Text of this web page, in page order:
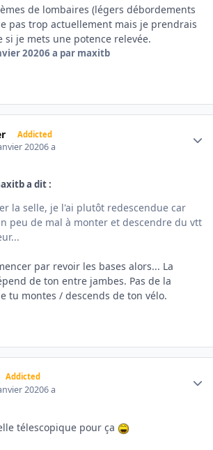
de lombaires (légers débordements
pas trop actuellement mais je prendrais
je mets une potence relevée.
20206 a par maxitb
Addicted
20206 a
a dit :
la selle, je l'ai plutôt redescendue car
peu de mal à monter et descendre du vtt
par revoir les bases alors... La
de ton entre jambes. Pas de la
tu montes / descends de ton vélo.
Addicted
20206 a
télescopique pour ça